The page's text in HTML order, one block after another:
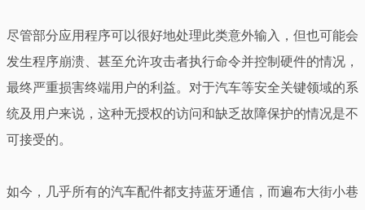
尽管部分应用程序可以很好地处理此类意外输入，但也可能会
发生程序崩溃、甚至允许攻击者执行命令并控制硬件的情况，
最终严重损害终端用户的利益。对于汽车等安全关键领域的系
统及用户来说，这种无授权的访问和缺乏故障保护的情况是不
可接受的。
如今，几乎所有的汽车配件都支持蓝牙通信，而遍布大街小巷